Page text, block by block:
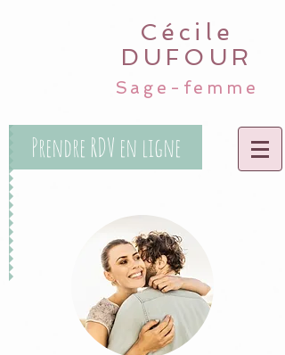
Cécile
DUFOUR
Sage-femme
Prendre RDV en ligne